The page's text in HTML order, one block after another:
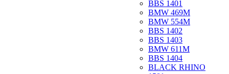
BBS 1401
BMW 469M
BMW 554M
BBS 1402
BBS 1403
BMW 611M
BBS 1404
BLACK RHINO